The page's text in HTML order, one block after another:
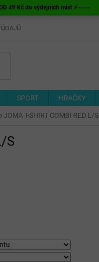
OD 49 Kč do výdejních míst ⚡-----
SPORT HRAČKY
T-SHIRT COMBI RED L/S
S